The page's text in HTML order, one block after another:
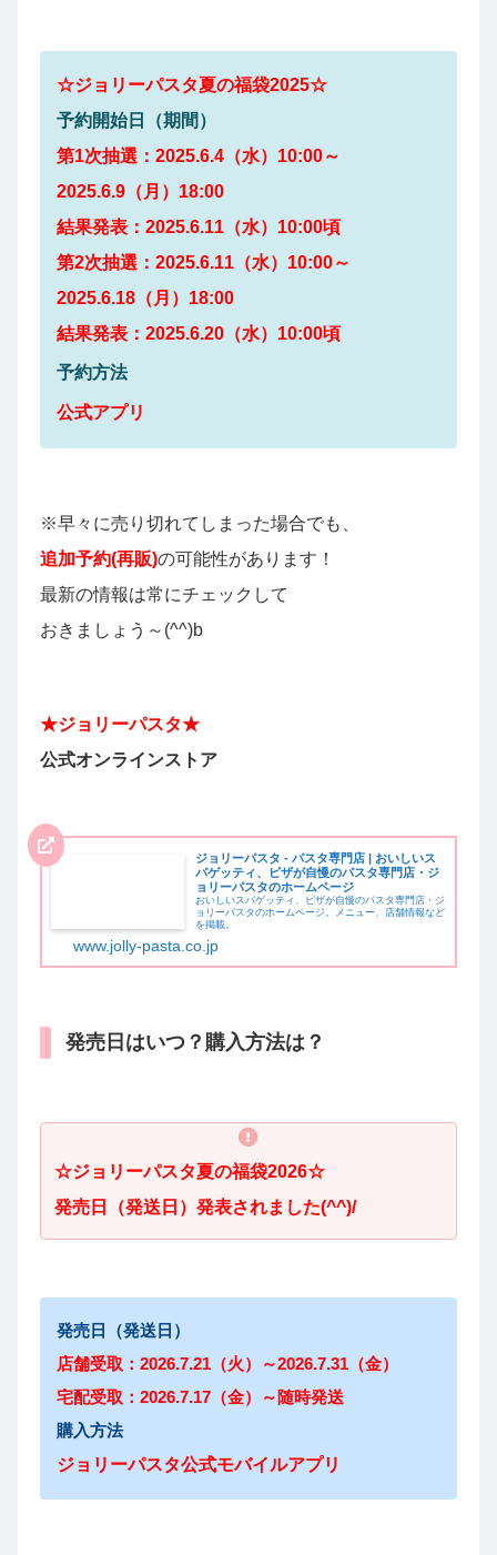
☆ジョリーパスタ夏の福袋2025☆
予約開始日（期間）
第1次抽選：2025.6.4（水）10:00～
2025.6.9（月）18:00
結果発表：2025.6.11（水）10:00頃
第2次抽選：2025.6.11（水）10:00～
2025.6.18（月）18:00
結果発表：2025.6.20（水）10:00頃
予約方法
公式アプリ
※早々に売り切れてしまった場合でも、
追加予約(再販)の可能性があります！
最新の情報は常にチェックして
おきましょう～(^^)b
★ジョリーパスタ★
公式オンラインストア
ジョリーパスタ - パスタ専門店 | おいしいス
パゲッティ、ピザが自慢のパスタ専門店・ジ
ョリーパスタのホームページ
おいしいスパゲッティ、ピザが自慢のパスタ専門店・ジ
ョリーパスタのホームページ。メニュー、店舗情報など
を掲載。
www.jolly-pasta.co.jp
発売日はいつ？購入方法は？
☆ジョリーパスタ夏の福袋2026☆
発売日（発送日）発表されました(^^)/
発売日（発送日）
店舗受取：2026.7.21（火）～2026.7.31（金）
宅配受取：2026.7.17（金）～随時発送
購入方法
ジョリーパスタ公式モバイルアプリ